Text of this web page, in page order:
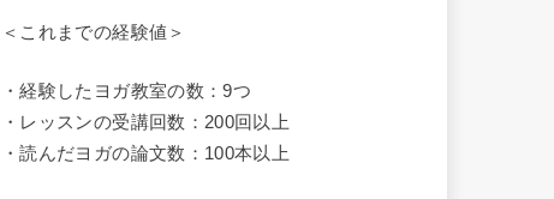
＜これまでの経験値＞
・経験したヨガ教室の数：9つ
・レッスンの受講回数：200回以上
・読んだヨガの論文数：100本以上